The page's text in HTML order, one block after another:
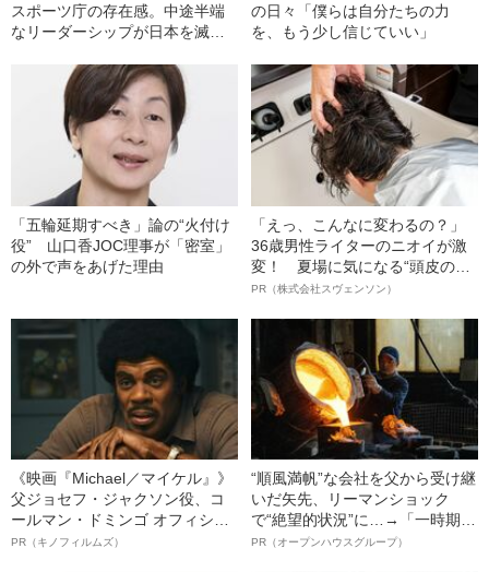
スポーツ庁の存在感。中途半端
なリーダーシップが日本を滅ぼ
の日々「僕らは自分たちの力
を、もう少し信じていい」
「五輪延期すべき」論の“火付け
役” 山口香JOC理事が「密室」
の外で声をあげた理由
「えっ、こんなに変わるの？」
36歳男性ライターのニオイが激
変！ 夏場に気になる“頭皮のニ
オイ”や“ベタつき”を解消す
ト”が生み出した徹底ケアとは
PR（株式会社スヴェンソン）
《映画『Michael／マイケル』》
父ジョセフ・ジャクソン役、コ
ールマン・ドミンゴ オフィシャ
ルインタビュー“観客を魅了した
PR（キノフィルムズ）
“順風満帆”な会社を父から受け継
いだ矢先、リーマンショック
で“絶望的状況”に…→「一時期は
納品3年待ち」のヒット商品を生
PR（オープンハウスグループ）